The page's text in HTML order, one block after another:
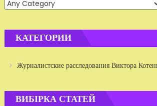
КАТЕГОРИИ
Журналистские расследования Виктора
ВИБІРКА СТАТЕЙ